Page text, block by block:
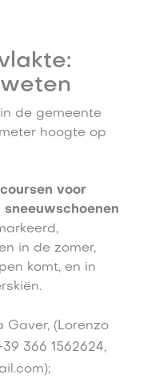
de gemeente
hoogte op
voor
in de zomer,
komt, en in
Gaver, (Lorenzo
366 1562624,